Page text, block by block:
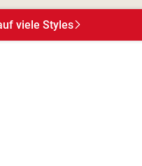
viele Styles